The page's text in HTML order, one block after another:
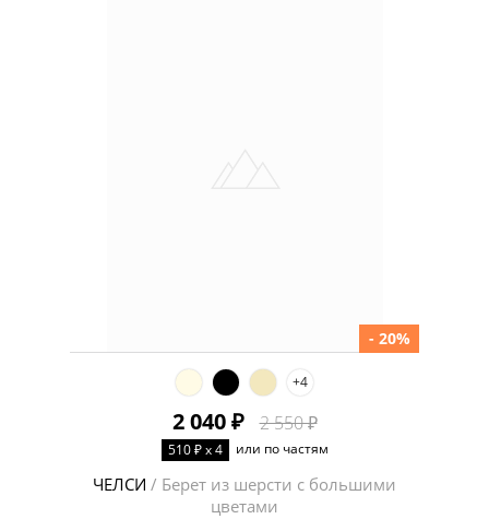
+4
2 040 ₽ 2 550 ₽
- 20%
510 ₽ x 4 или по частям
ЧЕЛСИ / Берет из шерсти с большими
цветами